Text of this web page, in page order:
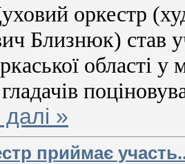
оркестр
Близнюк) став
області
»
приймає